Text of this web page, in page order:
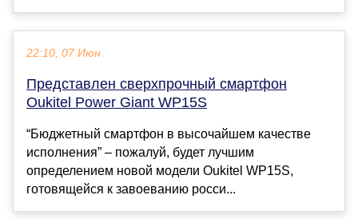
22:10, 07 Июн
Представлен сверхпрочный смартфон
Oukitel Power Giant WP15S
“Бюджетный смартфон в высочайшем качестве
исполнения” – пожалуй, будет лучшим
определением новой модели Oukitel WP15S,
готовящейся к завоеванию росси...